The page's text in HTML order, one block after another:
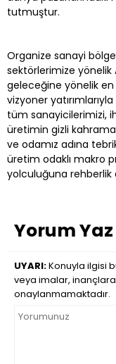
tutmuştur.
Organize sanayi
sektörlerimize yönelik
geleceğine yönelik
vizyoner
tüm sanayicilerimizi,
üretimin gizli
ve odamız adına
üretim odaklı makro
yolculuğuna
Yorum Yaz
UYARI:Konuyla ilgisi
veya imalar, inançlara
onaylanmamaktadır.